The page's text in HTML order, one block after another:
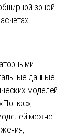
зоной
данные
моделей
можно